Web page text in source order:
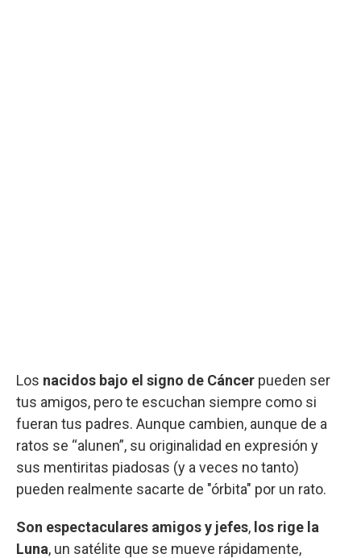
Los nacidos bajo el signo de Cáncer pueden ser
tus amigos, pero te escuchan siempre como si
fueran tus padres. Aunque cambien, aunque de a
ratos se “alunen”, su originalidad en expresión y
sus mentiritas piadosas (y a veces no tanto)
pueden realmente sacarte de "órbita" por un rato.
Son espectaculares amigos y jefes, los rige la
Luna, un satélite que se mueve rápidamente,